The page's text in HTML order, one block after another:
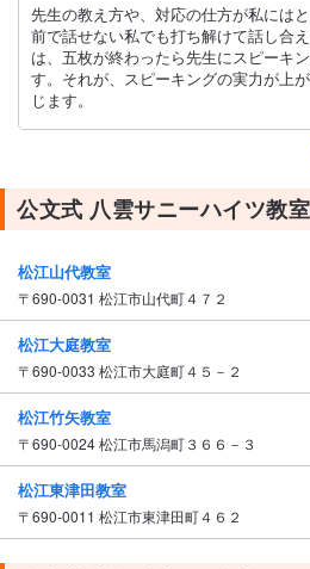
先生の教え方や、対応の仕方が私には
前で話せない私でも打ち解けて話し合
は、五枚が終わったら先生にスピーキ
す。それが、スピーキングの実力が上
じます。
公文式 八雲サニーハイツ教
松江山代教室
〒690-0031 松江市山代町４７２
松江大庭教室
〒690-0033 松江市大庭町４５－２
松江竹矢教室
〒690-0024 松江市馬潟町３６６－３
松江東津田教室
〒690-0011 松江市東津田町４６２